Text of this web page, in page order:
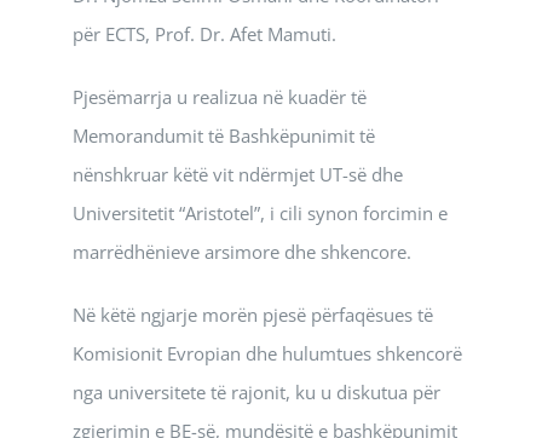
për ECTS, Prof. Dr. Afet Mamuti.
Pjesëmarrja u realizua në kuadër të
Memorandumit të Bashkëpunimit të
nënshkruar këtë vit ndërmjet UT-së dhe
Universitetit “Aristotel”, i cili synon forcimin e
marrëdhënieve arsimore dhe shkencore.
Në këtë ngjarje morën pjesë përfaqësues të
Komisionit Evropian dhe hulumtues shkencorë
nga universitete të rajonit, ku u diskutua për
zgjerimin e BE-së, mundësitë e bashkëpunimit